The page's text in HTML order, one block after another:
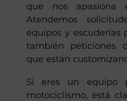
que nos apasiona
Atendemos
equipos y escuderías
también peticiones
que están
Si eres un equipo
motociclismo, está